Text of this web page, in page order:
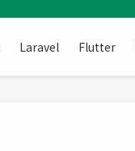
Laravel Flutter